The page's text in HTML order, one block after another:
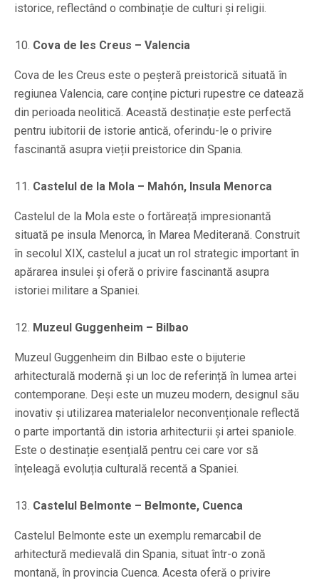
istorice, reflectând o combinație de culturi și religii.
Cova de les Creus – Valencia
Cova de les Creus este o peșteră preistorică situată în
regiunea Valencia, care conține picturi rupestre ce datează
din perioada neolitică. Această destinație este perfectă
pentru iubitorii de istorie antică, oferindu-le o privire
fascinantă asupra vieții preistorice din Spania.
Castelul de la Mola – Mahón, Insula Menorca
Castelul de la Mola este o fortăreață impresionantă
situată pe insula Menorca, în Marea Mediterană. Construit
în secolul XIX, castelul a jucat un rol strategic important în
apărarea insulei și oferă o privire fascinantă asupra
istoriei militare a Spaniei.
Muzeul Guggenheim – Bilbao
Muzeul Guggenheim din Bilbao este o bijuterie
arhitecturală modernă și un loc de referință în lumea artei
contemporane. Deși este un muzeu modern, designul său
inovativ și utilizarea materialelor neconvenționale reflectă
o parte importantă din istoria arhitecturii și artei spaniole.
Este o destinație esențială pentru cei care vor să
înțeleagă evoluția culturală recentă a Spaniei.
Castelul Belmonte – Belmonte, Cuenca
Castelul Belmonte este un exemplu remarcabil de
arhitectură medievală din Spania, situat într-o zonă
montană, în provincia Cuenca. Acesta oferă o privire